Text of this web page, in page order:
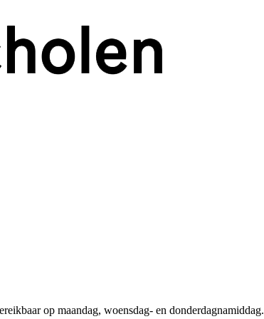
op maandag, woensdag- en donderdagnamiddag.